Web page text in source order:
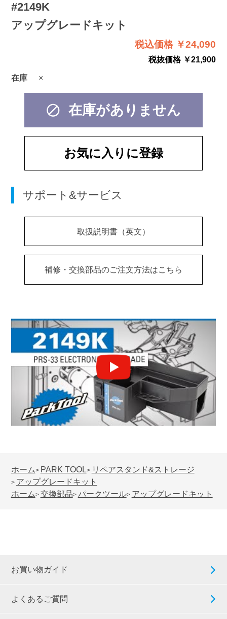
#2149K
アップグレードキット
税込価格 ￥24,090
税抜価格 ￥21,900
在庫
×
お気に入りに登録
在庫がありません
サポート&サービス
取扱説明書（英文）
補修・交換部品のご注文方法はこちら
ホーム> PARK TOOL> リペアスタンド&ストレージ
> アップグレードキット
ホーム> 交換部品> パークツール> アップグレードキット
お買い物ガイド
よくあるご質問